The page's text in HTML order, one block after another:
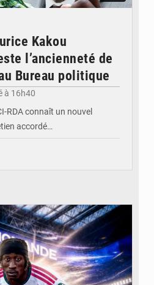
Kakou
l’ancienneté de
Bureau politique
à 16h40
RDA connaît un nouvel
accordé…